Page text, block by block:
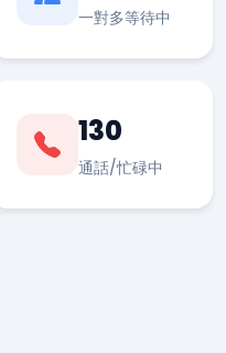
一對多等待中
130
通話/忙碌中